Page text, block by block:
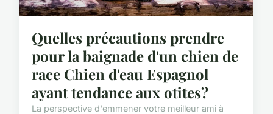
Quelles précautions prendre
pour la baignade d'un chien de
race Chien d'eau Espagnol
ayant tendance aux otites?
La perspective d'emmener votre meilleur ami à